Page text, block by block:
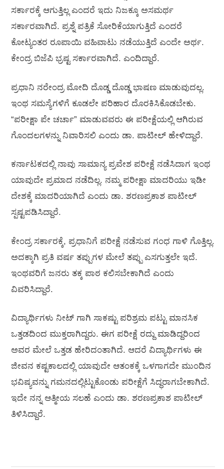
ಸರ್ಕಾರಕ್ಕೆ ಆಗುತ್ತಿಲ್ಲ ಎಂದರೆ ಇದು ನಿಜಕ್ಕೂ ಅಸಮರ್ಥ
ಸರ್ಕಾರವಾಗಿದೆ. ಪ್ರಶ್ನೆ ಪತ್ರಿಕೆ ಸೋರಿಕೆಯಾಗುತ್ತಿದೆ ಎಂದರೆ
ಕೋಟ್ಯಂತರ ರೂಪಾಯಿ ವಹಿವಾಟು ನಡೆಯುತ್ತಿದೆ ಎಂದೇ ಅರ್ಥ.
ಕೇಂದ್ರ ಬಿಜೆಪಿ ಭ್ರಷ್ಟ ಸರ್ಕಾರವಾಗಿದೆ. ಎಂದಿದ್ದಾರೆ.
ಪ್ರಧಾನಿ ನರೇಂದ್ರ ಮೋದಿ ದೊಡ್ಡ ದೊಡ್ಡ ಭಾಷಣ ಮಾಡುವುದಲ್ಲ.
ಇಂಥ ಸಮಸ್ಯೆಗಳಿಗೆ ಕೂಡಲೇ ಪರಿಹಾರ ದೊರಕಿಸಿಕೊಡಬೇಕು.
“ಪರೀಕ್ಷಾ ಪೇ ಚರ್ಚಾ” ಮಾಡುವವರು ಈ ಪರೀಕ್ಷೆಯಲ್ಲಿ ಆಗಿರುವ
ಗೊಂದಲಗಳನ್ನು ನಿವಾರಿಸಲಿ ಎಂದು ಡಾ. ಪಾಟೀಲ್‌ ಹೇಳಿದ್ದಾರೆ.
ಕರ್ನಾಟಕದಲ್ಲಿ ನಾವು ಸಾಮಾನ್ಯ ಪ್ರವೇಶ ಪರೀಕ್ಷೆ ನಡೆಸಿದಾಗ ಇಂಥ
ಯಾವುದೇ ಪ್ರಮಾದ ನಡೆದಿಲ್ಲ. ನಮ್ಮ ಪರೀಕ್ಷಾ ಮಾದರಿಯು ಇಡೀ
ದೇಶಕ್ಕೆ ಮಾದರಿಯಾಗಿದೆ ಎಂದು ಡಾ. ಶರಣಪ್ರಕಾಶ ಪಾಟೀಲ್‌
ಸ್ಪಷ್ಟಪಡಿಸಿದ್ದಾರೆ.
ಕೇಂದ್ರ ಸರ್ಕಾರಕ್ಕೆ, ಪ್ರಧಾನಿಗೆ ಪರೀಕ್ಷೆ ನಡೆಸುವ ಗಂಧ ಗಾಳಿ ಗೊತ್ತಿಲ್ಲ.
ಅದಕ್ಕಾಗಿ ಪ್ರತಿ ವರ್ಷ ತಪ್ಪುಗಳ ಮೇಲೆ ತಪ್ಪು ಎಸಗುತ್ತಲೇ ಇದೆ.
ಇಂಥವರಿಗೆ ಜನರು ತಕ್ಕ ಪಾಠ ಕಲಿಸಬೇಕಾಗಿದೆ ಎಂದು
ವಿವರಿಸಿದ್ದಾರೆ.
ವಿದ್ಯಾರ್ಥಿಗಳು ನೀಟ್‌ ಗಾಗಿ ಸಾಕಷ್ಟು ಪರಿಶ್ರಮ ಪಟ್ಟು ಮಾನಸಿಕ
ಒತ್ತಡದಿಂದ ಮುಕ್ತರಾಗಿದ್ದರು. ಈಗ ಪರೀಕ್ಷೆ ರದ್ದು ಮಾಡಿದ್ದರಿಂದ
ಅವರ ಮೇಲೆ ಒತ್ತಡ ಹೇರಿದಂತಾಗಿದೆ. ಆದರೆ ವಿದ್ಯಾರ್ಥಿಗಳು ಈ
ಜೀವನ ಕಷ್ಟಕಾಲದಲ್ಲಿ ಯಾವುದೇ ಆತಂಕಕ್ಕೆ ಒಳಗಾಗದೇ ಮುಂದಿನ
ಭವಿಷ್ಯವನ್ನು ಗಮನದಲ್ಲಿಟ್ಟುಕೊಂಡು ಪರೀಕ್ಷೆಗೆ ಸಿದ್ಧರಾಗಬೇಕಾಗಿದೆ.
ಇದೇ ನನ್ನ ಆತ್ಮೀಯ ಸಲಹೆ ಎಂದು ಡಾ. ಶರಣಪ್ರಕಾಶ ಪಾಟೀಲ್‌
ತಿಳಿಸಿದ್ದಾರೆ.